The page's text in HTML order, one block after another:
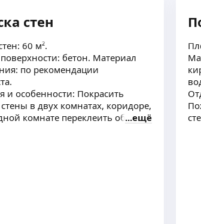
стен
60 м².
бетон. Материал
по рекомендации
и особенности: Покрасить
в двух комнатах, коридоре,
комнате переклеить обоиещё